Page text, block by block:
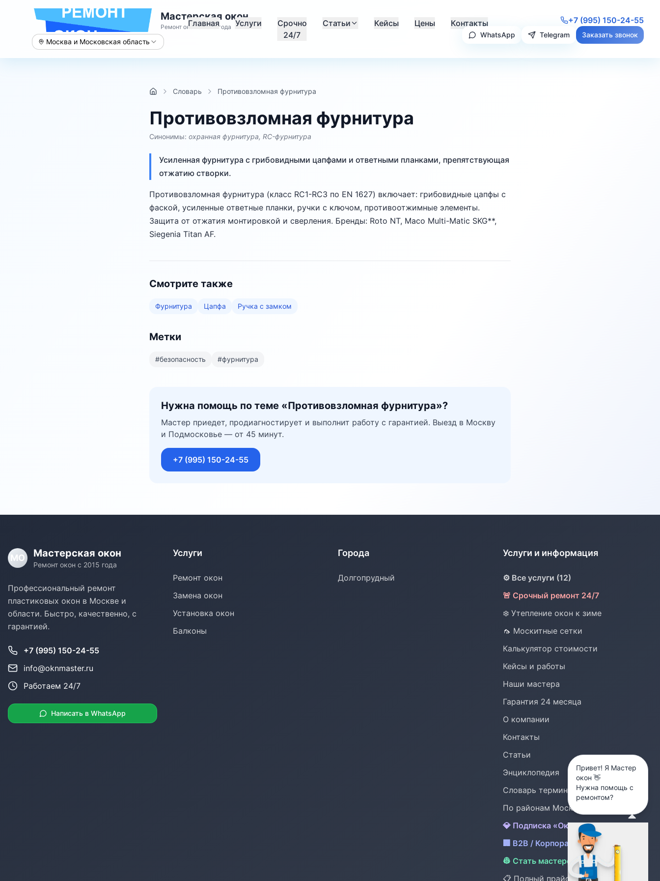
Мастерская окон
Ремонт окон с 2015 года
Москва и Московская область
Главная Услуги
Срочно
24/7
Статьи Кейсы Цены Контакты +7 (995) 150-24-55
WhatsApp Telegram Заказать звонок
Словарь Противовзломная фурнитура
Противовзломная фурнитура
Синонимы: охранная фурнитура, RC-фурнитура
Усиленная фурнитура с грибовидными цапфами и ответными планками, препятствующая
отжатию створки.
Противовзломная фурнитура (класс RC1-RC3 по EN 1627) включает: грибовидные цапфы с
фаской, усиленные ответные планки, ручки с ключом, противоотжимные элементы.
Защита от отжатия монтировкой и сверления. Бренды: Roto NT, Maco Multi-Matic SKG**,
Siegenia Titan AF.
Смотрите также
Фурнитура Цапфа Ручка с замком
Метки
#безопасность #фурнитура
Нужна помощь по теме «Противовзломная фурнитура»?
Мастер приедет, продиагностирует и выполнит работу с гарантией. Выезд в Москву
и Подмосковье — от 45 минут.
+7 (995) 150-24-55
МО Мастерская окон
Ремонт окон с 2015 года
Профессиональный ремонт
пластиковых окон в Москве и
области. Быстро, качественно, с
гарантией.
+7 (995) 150-24-55
info@oknmaster.ru
Работаем 24/7
Написать в WhatsApp
Услуги
Ремонт окон
Замена окон
Установка окон
Балконы
Города
Долгопрудный
Услуги и информация
⚙️ Все услуги (12)
🚨 Срочный ремонт 24/7
❄️ Утепление окон к зиме
🦟 Москитные сетки
Калькулятор стоимости
Кейсы и работы
Наши мастера
Гарантия 24 месяца
О компании
Контакты
Статьи
Энциклопедия
Словарь терминов
По районам Москвы (24)
💎 Подписка «Окна под охраной»
🏢 B2B / Корпоративный сервис
👷 Стать мастером OknMaster
📋 Полный прайс /ceny
Привет! Я Мастер
окон 👋
Нужна помощь с
ремонтом?